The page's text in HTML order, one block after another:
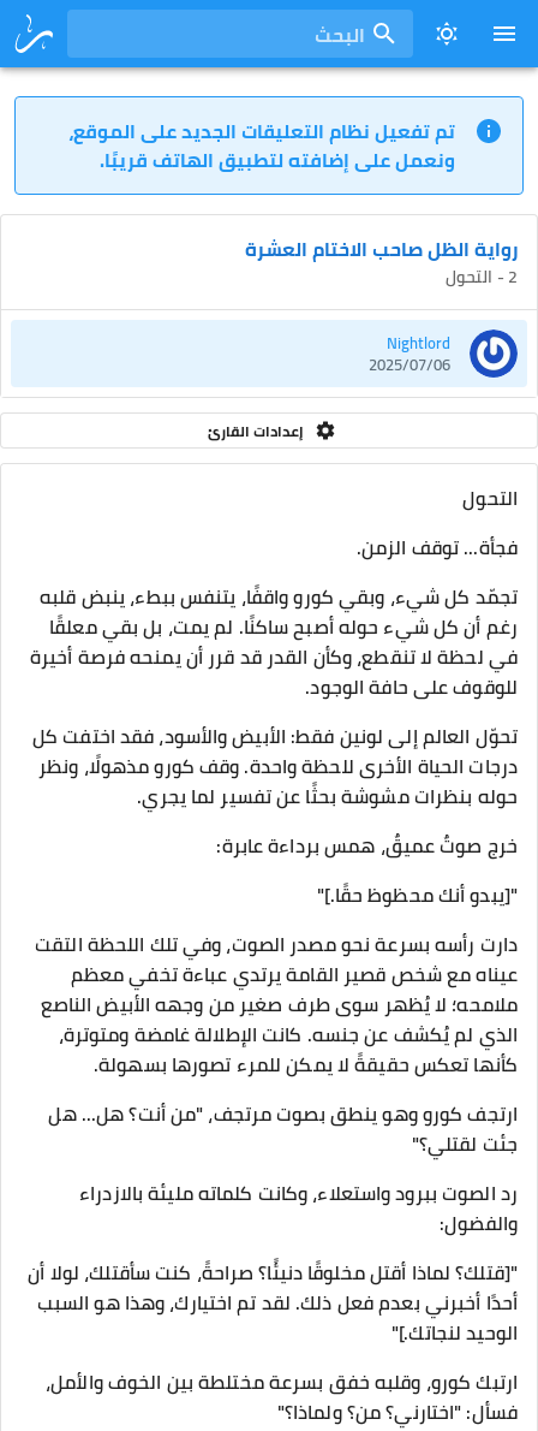
البحث
تم تفعيل نظام التعليقات الجديد على الموقع،
ونعمل على إضافته لتطبيق الهاتف قريبًا.
رواية الظل صاحب الاختام العشرة
2 - التحول
Nightlord
2025/07/06
إعدادات القارئ
التحول
فجأة... توقف الزمن.
تجمّد كل شيء، وبقي كورو واقفًا، يتنفس ببطء، ينبض قلبه
رغم أن كل شيء حوله أصبح ساكنًا. لم يمت، بل بقي معلقًا
في لحظة لا تنقطع، وكأن القدر قد قرر أن يمنحه فرصة أخيرة
للوقوف على حافة الوجود.
تحوّل العالم إلى لونين فقط: الأبيض والأسود، فقد اختفت كل
درجات الحياة الأخرى للحظة واحدة. وقف كورو مذهولًا، ونظر
حوله بنظرات مشوشة بحثًا عن تفسير لما يجري.
خرج صوتٌ عميقٌ، همس برداءة عابرة:
"[يبدو أنك محظوظ حقًا.]"
دارت رأسه بسرعة نحو مصدر الصوت، وفي تلك اللحظة التقت
عيناه مع شخص قصير القامة يرتدي عباءة تخفي معظم
ملامحه؛ لا يُظهر سوى طرف صغير من وجهه الأبيض الناصع
الذي لم يُكشف عن جنسه. كانت الإطلالة غامضة ومتوترة،
كأنها تعكس حقيقةً لا يمكن للمرء تصورها بسهولة.
ارتجف كورو وهو ينطق بصوت مرتجف، "من أنت؟ هل... هل
جئت لقتلي؟"
رد الصوت ببرود واستعلاء، وكانت كلماته مليئة بالازدراء
والفضول:
"[قتلك؟ لماذا أقتل مخلوقًا دنيئًا؟ صراحةً، كنت سأقتلك، لولا أن
أحدًا أخبرني بعدم فعل ذلك. لقد تم اختيارك، وهذا هو السبب
الوحيد لنجاتك.]"
ارتبك كورو، وقلبه خفق بسرعة مختلطة بين الخوف والأمل،
فسأل: "اختارني؟ من؟ ولماذا؟"